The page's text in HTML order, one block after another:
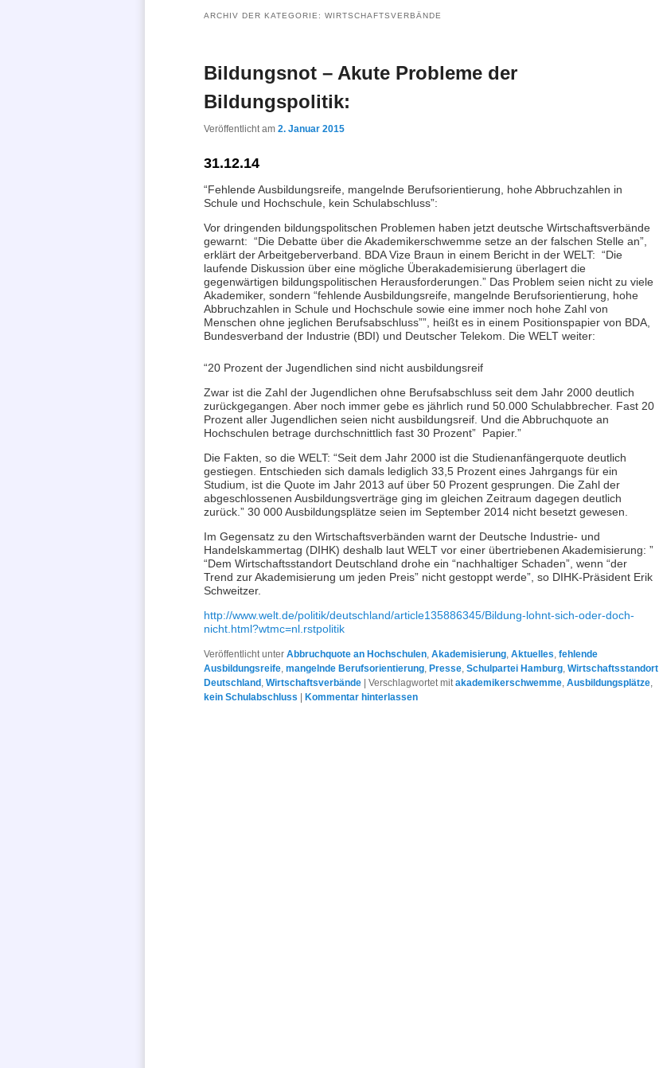
ARCHIV DER KATEGORIE:WIRTSCHAFTSVERBÄNDE
Bildungsnot – Akute Probleme der
Bildungspolitik:
Veröffentlicht am2. Januar 2015
31.12.14
“Fehlende Ausbildungsreife, mangelnde Berufsorientierung, hohe Abbruchzahlen in
Schule und Hochschule, kein Schulabschluss”:
Vor dringenden bildungspolitschen Problemen haben jetzt deutsche Wirtschaftsverbände
gewarnt: “Die Debatte über die Akademikerschwemme setze an der falschen Stelle an”,
erklärt der Arbeitgeberverband. BDA Vize Braun in einem Bericht in der WELT: “Die
laufende Diskussion über eine mögliche Überakademisierung überlagert die
gegenwärtigen bildungspolitischen Herausforderungen.” Das Problem seien nicht zu viele
Akademiker, sondern “fehlende Ausbildungsreife, mangelnde Berufsorientierung, hohe
Abbruchzahlen in Schule und Hochschule sowie eine immer noch hohe Zahl von
Menschen ohne jeglichen Berufsabschluss””, heißt es in einem Positionspapier von BDA,
Bundesverband der Industrie (BDI) und Deutscher Telekom. Die WELT weiter:
“20 Prozent der Jugendlichen sind nicht ausbildungsreif
Zwar ist die Zahl der Jugendlichen ohne Berufsabschluss seit dem Jahr 2000 deutlich
zurückgegangen. Aber noch immer gebe es jährlich rund 50.000 Schulabbrecher. Fast 20
Prozent aller Jugendlichen seien nicht ausbildungsreif. Und die Abbruchquote an
Hochschulen betrage durchschnittlich fast 30 Prozent” Papier.”
Die Fakten, so die WELT: “Seit dem Jahr 2000 ist die Studienanfängerquote deutlich
gestiegen. Entschieden sich damals lediglich 33,5 Prozent eines Jahrgangs für ein
Studium, ist die Quote im Jahr 2013 auf über 50 Prozent gesprungen. Die Zahl der
abgeschlossenen Ausbildungsverträge ging im gleichen Zeitraum dagegen deutlich
zurück.” 30 000 Ausbildungsplätze seien im September 2014 nicht besetzt gewesen.
Im Gegensatz zu den Wirtschaftsverbänden warnt der Deutsche Industrie- und
Handelskammertag (DIHK) deshalb laut WELT vor einer übertriebenen Akademisierung: ”
“Dem Wirtschaftsstandort Deutschland drohe ein “nachhaltiger Schaden”, wenn “der
Trend zur Akademisierung um jeden Preis” nicht gestoppt werde”, so DIHK-Präsident Erik
Schweitzer.
http://www.welt.de/politik/deutschland/article135886345/Bildung-lohnt-sich-oder-doch-
nicht.html?wtmc=nl.rstpolitik
Veröffentlicht unter Abbruchquote an Hochschulen,Akademisierung,Aktuelles,fehlende
Ausbildungsreife,mangelnde Berufsorientierung, Presse,Schulpartei Hamburg,Wirtschaftsstandort
Deutschland ,Wirtschaftsverbände |Verschlagwortet mit akademikerschwemme,Ausbildungsplätze,
kein Schulabschluss
Kommentar hinterlassen